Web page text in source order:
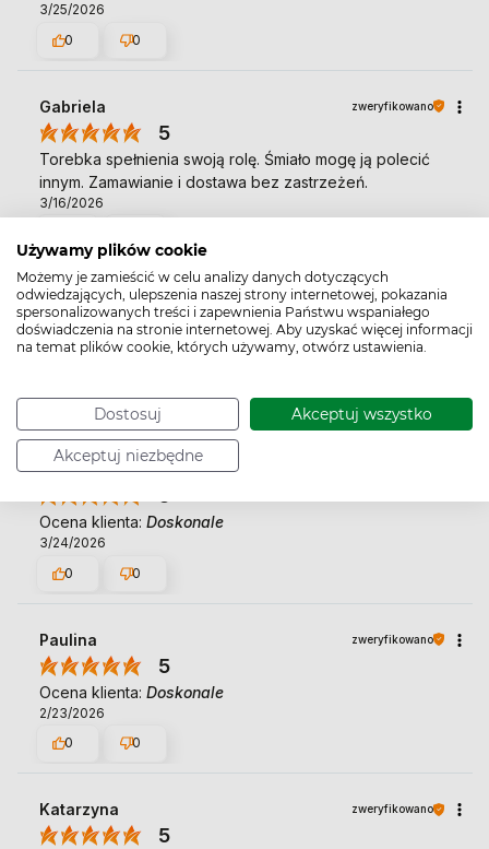
Używamy plików cookie
Możemy je zamieścić w celu analizy danych dotyczących
odwiedzających, ulepszenia naszej strony internetowej, pokazania
spersonalizowanych treści i zapewnienia Państwu wspaniałego
doświadczenia na stronie internetowej. Aby uzyskać więcej informacji
na temat plików cookie, których używamy, otwórz ustawienia.
Dostosuj Akceptuj wszystko
Akceptuj niezbędne
3/25/2026
0
0
Gabriela zweryfikowano
5
Torebka spełnienia swoją rolę. Śmiało mogę ją polecić
innym. Zamawianie i dostawa bez zastrzeżeń.
3/16/2026
Katarzyna zweryfikowano
5
Przydatny do transportu leków.
1
0
Józef
Ocena klienta: Doskonale
3/24/2026
0
0
Paulina zweryfikowano
5
Ocena klienta: Doskonale
2/23/2026
0
0
Katarzyna zweryfikowano
5